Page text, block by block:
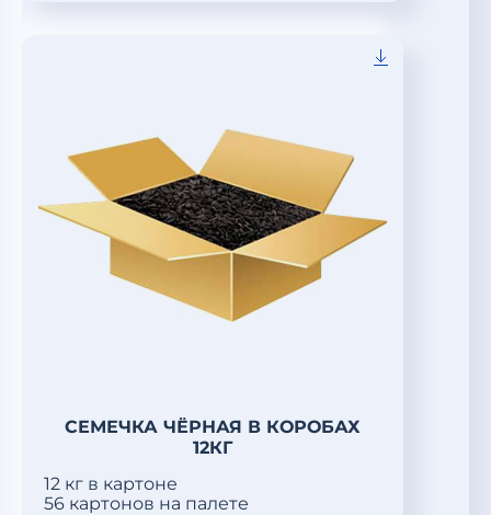
СЕМЕЧКА ЧЁРНАЯ В КОРОБАХ
12КГ
12 кг в картоне
56 картонов на палете